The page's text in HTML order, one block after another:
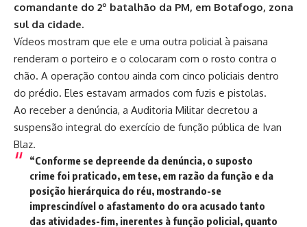
comandante do 2º batalhão da PM, em Botafogo, zona
sul da cidade.
Vídeos mostram que ele e uma outra policial à paisana
renderam o porteiro e o colocaram com o rosto contra o
chão. A operação contou ainda com cinco policiais dentro
do prédio. Eles estavam armados com fuzis e pistolas.
Ao receber a denúncia, a Auditoria Militar decretou a
suspensão integral do exercício de função pública de Ivan
Blaz.
“Conforme se depreende da denúncia, o suposto
crime foi praticado, em tese, em razão da função e da
posição hierárquica do réu, mostrando-se
imprescindível o afastamento do ora acusado tanto
das atividades-fim, inerentes à função policial, quanto